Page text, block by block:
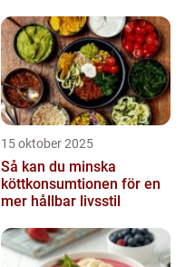
15 oktober 2025
Så kan du minska
köttkonsumtionen för en
mer hållbar livsstil